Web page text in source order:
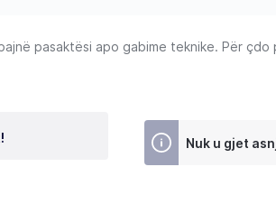
pasaktësi apo gabime teknike. Për
Nuk u gjet